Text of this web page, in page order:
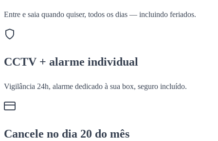
Entre e saia quando quiser, todos os dias — incluindo feriados.
CCTV + alarme individual
Vigilância 24h, alarme dedicado à sua box, seguro incluído.
Cancele no dia 20 do mês